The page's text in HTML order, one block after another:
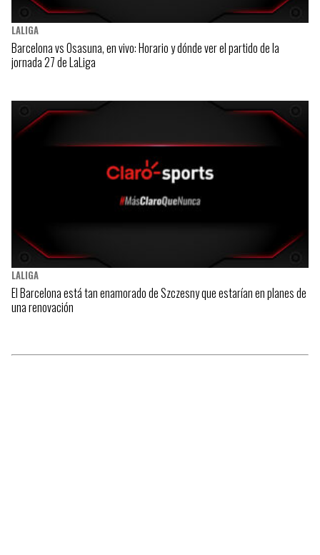
LALIGA
Barcelona vs Osasuna, en vivo: Horario y dónde ver el partido de la
jornada 27 de LaLiga
LALIGA
El Barcelona está tan enamorado de Szczesny que estarían en planes de
una renovación